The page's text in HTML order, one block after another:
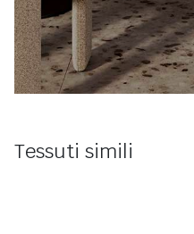
Tessuti simili